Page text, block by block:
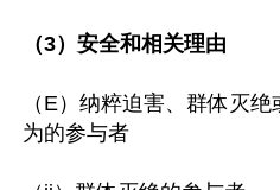
（3）安全和相关理由
（E）纳粹迫害、群体灭
为的参与者